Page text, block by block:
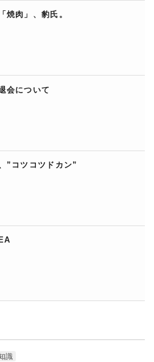
焼肉」、豹氏。
会について
”コツコツドカン”
識